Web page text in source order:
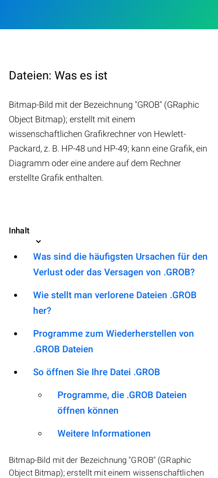
Dateien: Was es ist
Bitmap-Bild mit der Bezeichnung "GROB" (GRaphic
Object Bitmap); erstellt mit einem
wissenschaftlichen Grafikrechner von Hewlett-
Packard, z. B. HP-48 und HP-49; kann eine Grafik, ein
Diagramm oder eine andere auf dem Rechner
erstellte Grafik enthalten.
Inhalt
Was sind die häufigsten Ursachen für den
Verlust oder das Versagen von .GROB?
Wie stellt man verlorene Dateien .GROB
her?
Programme zum Wiederherstellen von
.GROB Dateien
So öffnen Sie Ihre Datei .GROB
Programme, die .GROB Dateien
öffnen können
Weitere Informationen
Bitmap-Bild mit der Bezeichnung "GROB" (GRaphic
Object Bitmap); erstellt mit einem wissenschaftlichen